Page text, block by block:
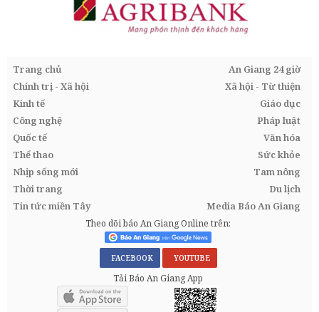
Trang chủ
An Giang 24 giờ
Chính trị - Xã hội
Xã hội - Từ thiện
Kinh tế
Giáo dục
Công nghệ
Pháp luật
Quốc tế
Văn hóa
Thể thao
Sức khỏe
Nhịp sống mới
Tam nông
Thời trang
Du lịch
Tin tức miền Tây
Media Báo An Giang
Theo dõi báo An Giang Online trên:
FACEBOOK YOUTUBE
Tải Báo An Giang App